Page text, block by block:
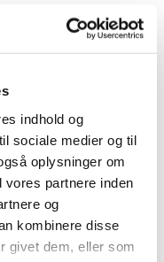
indhold og
sociale medier og til
oplysninger om
partnere inden
og
kombinere disse
givet dem, eller som
i
udstyr
på
75 mg/ml
desværre vil have
”PS”…